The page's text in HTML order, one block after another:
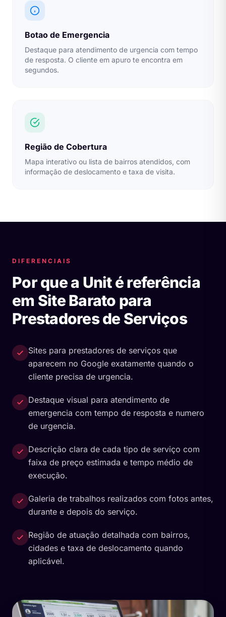
Botao de Emergencia
Destaque para atendimento de urgencia com tempo
de resposta. O cliente em apuro te encontra em
segundos.
Região de Cobertura
Mapa interativo ou lista de bairros atendidos, com
informação de deslocamento e taxa de visita.
DIFERENCIAIS
Por que a Unit é referência
em Site Barato para
Prestadores de Serviços
Sites para prestadores de serviços que
aparecem no Google exatamente quando o
cliente precisa de urgencia.
Destaque visual para atendimento de
emergencia com tempo de resposta e numero
de urgencia.
Descrição clara de cada tipo de serviço com
faixa de preço estimada e tempo médio de
execução.
Galeria de trabalhos realizados com fotos antes,
durante e depois do serviço.
Região de atuação detalhada com bairros,
cidades e taxa de deslocamento quando
aplicável.